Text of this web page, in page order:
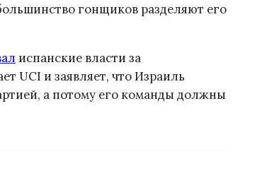
гонщиков разделяют его
испанские власти за
UCI и заявляет, что Израиль
а потому его команды должны